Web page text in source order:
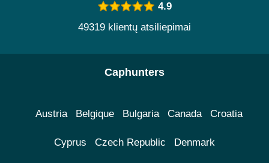
4.9
49319 klientų atsiliepimai
Caphunters
Austria Belgique Bulgaria Canada Croatia
Cyprus Czech Republic Denmark